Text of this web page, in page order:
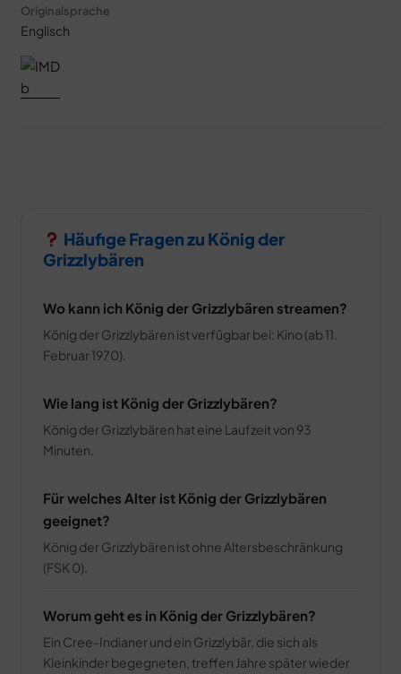
Originalsprache
Englisch
Häufige Fragen zu König der
Grizzlybären
Wo kann ich König der Grizzlybären streamen?
König der Grizzlybären ist verfügbar bei: Kino (ab 11.
Februar 1970).
Wie lang ist König der Grizzlybären?
König der Grizzlybären hat eine Laufzeit von 93
Minuten.
Für welches Alter ist König der Grizzlybären
geeignet?
König der Grizzlybären ist ohne Altersbeschränkung
(FSK 0).
Worum geht es in König der Grizzlybären?
Ein Cree-Indianer und ein Grizzlybär, die sich als
Kleinkinder begegneten, treffen Jahre später wieder